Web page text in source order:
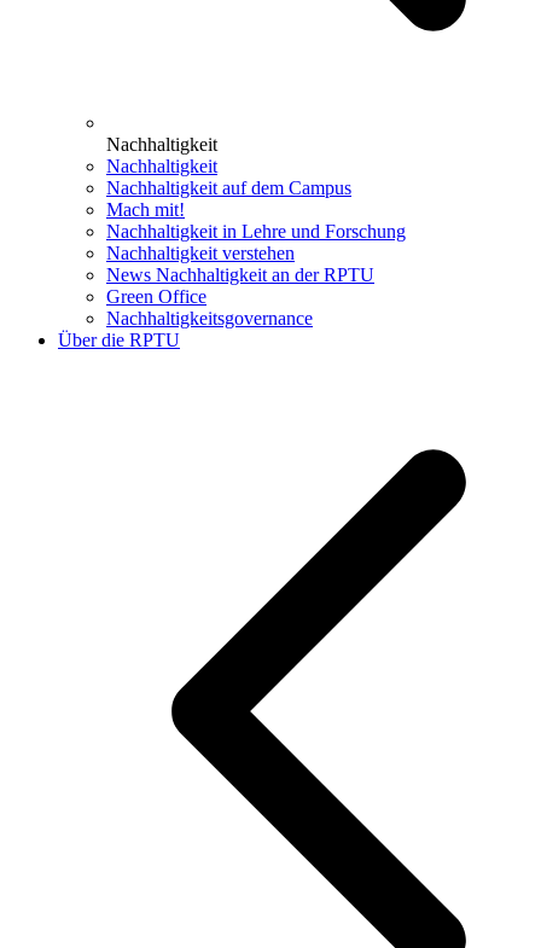
Nachhaltigkeit
Nachhaltigkeit
Nachhaltigkeit auf dem Campus
Mach mit!
Nachhaltigkeit in Lehre und Forschung
Nachhaltigkeit verstehen
News Nachhaltigkeit an der RPTU
Green Office
Nachhaltigkeitsgovernance
Über die RPTU